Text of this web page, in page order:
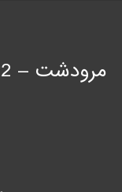
مرودشت – 22 بهمن شمالی